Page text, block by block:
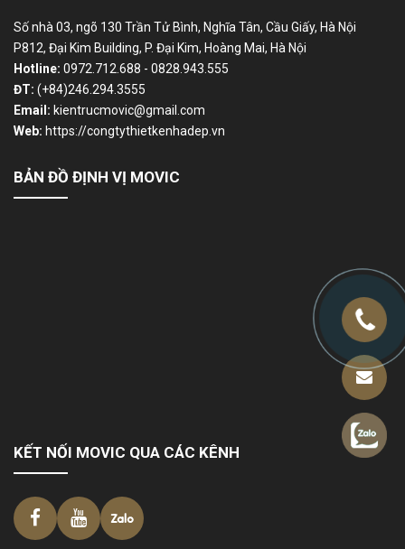
Số nhà 03, ngõ 130 Trần Tử Bình, Nghĩa Tân, Cầu Giấy, Hà Nội
P812, Đại Kim Building, P. Đại Kim, Hoàng Mai, Hà Nội
Hotline: 0972.712.688 - 0828.943.555
ĐT: (+84)246.294.3555
Email: kientrucmovic@gmail.com
Web: https://congtythietkenhadep.vn
BẢN ĐỒ ĐỊNH VỊ MOVIC
KẾT NỐI MOVIC QUA CÁC KÊNH